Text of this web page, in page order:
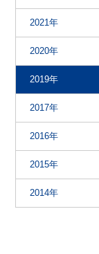
2021年
2020年
2019年
2017年
2016年
2015年
2014年